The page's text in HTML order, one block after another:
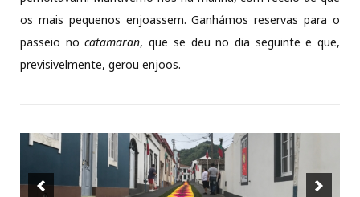
os mais pequenos enjoassem. Ganhámos reservas para o
passeio nocatamaran, que se deu no dia seguinte e que,
previsivelmente, gerou enjoos.